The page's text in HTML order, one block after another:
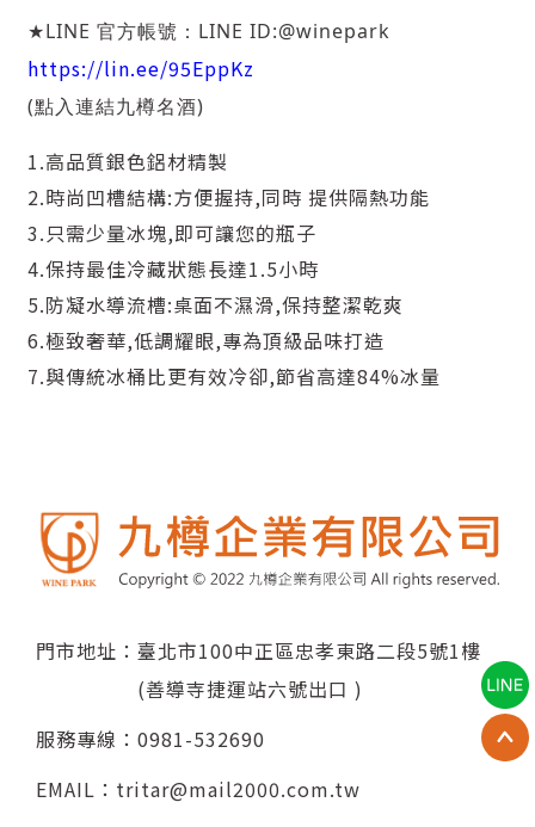
★LINE 官方帳號： LINE ID:@winepark
https://lin.ee/95EppKz
(點入連結九樽名酒)
1.高品質銀色鋁材精製
2.時尚凹槽結構:方便握持,同時 提供隔熱功能
3.只需少量冰塊,即可讓您的瓶子
4.保持最佳冷藏狀態長達1.5小時
5.防凝水導流槽:桌面不濕滑,保持整潔乾爽
6.極致奢華,低調耀眼,專為頂級品味打造
7.與傳統冰桶比更有效冷卻,節省高達84%冰量
門市地址：臺北市100中正區忠孝東路二段5號1樓
(善導寺捷運站六號出口 )
服務專線： 0981-532690
EMAIL： tritar@mail2000.com.tw